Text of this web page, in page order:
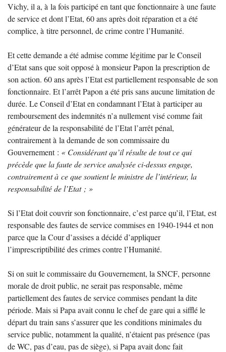
Vichy, il a, à la fois participé en tant que fonctionnaire à une faute
de service et dont l’Etat, 60 ans après doit réparation et a été
complice, à titre personnel, de crime contre l’Humanité.
Et cette demande a été admise comme légitime par le Conseil
d’Etat sans que soit opposé à monsieur Papon la prescription de
son action. 60 ans après l’Etat est partiellement responsable de son
fonctionnaire. Et l’arrêt Papon a été pris sans aucune limitation de
durée. Le Conseil d’Etat en condamnant l’Etat à participer au
remboursement des indemnités n’a nullement visé comme fait
générateur de la responsabilité de l’Etat l’arrêt pénal,
contrairement à la demande de son commissaire du
Gouvernement : « Considérant qu’il résulte de tout ce qui
précède que la faute de service analysée ci-dessus engage,
contrairement à ce que soutient le ministre de l’intérieur, la
responsabilité de l’Etat ; »
Si l’Etat doit couvrir son fonctionnaire, c’est parce qu’il, l’Etat, est
responsable des fautes de service commises en 1940-1944 et non
parce que la Cour d’assises a décidé d’appliquer
l’imprescriptibilité des crimes contre l’Humanité.
Si on suit le commissaire du Gouvernement, la SNCF, personne
morale de droit public, ne serait pas responsable, même
partiellement des fautes de service commises pendant la dite
période. Mais si Papa avait connu le chef de gare qui a sifflé le
départ du train sans s’assurer que les conditions minimales du
service public, notamment la qualité, n’étaient pas présence (pas
deWC, pas d’eau, pas de siège), si Papa avait donc fait